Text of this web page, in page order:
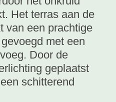
Het terras aan de
van een prachtige
met een
Door de
geplaatst
schitterend